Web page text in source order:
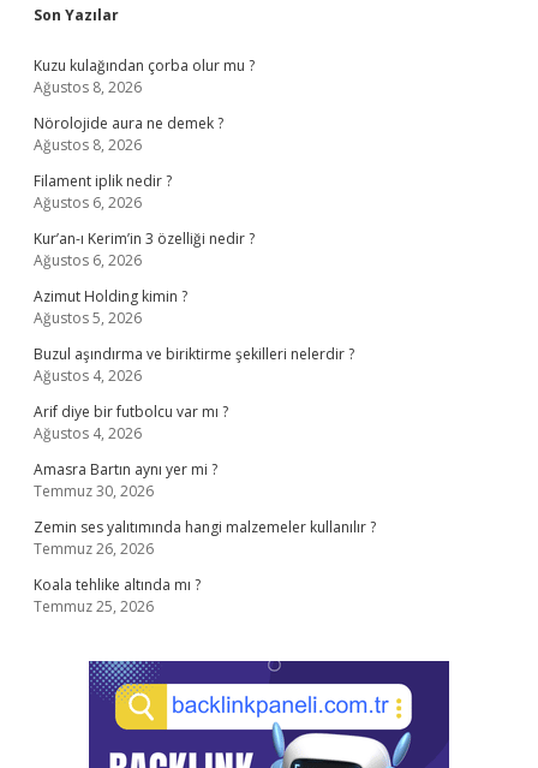
Sidebar
Son Yazılar
Kuzu kulağından çorba olur mu ?
Ağustos 8, 2026
Nörolojide aura ne demek ?
Ağustos 8, 2026
Filament iplik nedir ?
Ağustos 6, 2026
Kur’an-ı Kerim’in 3 özelliği nedir ?
Ağustos 6, 2026
Azimut Holding kimin ?
Ağustos 5, 2026
Buzul aşındırma ve biriktirme şekilleri nelerdir ?
Ağustos 4, 2026
Arif diye bir futbolcu var mı ?
Ağustos 4, 2026
Amasra Bartın aynı yer mi ?
Temmuz 30, 2026
Zemin ses yalıtımında hangi malzemeler kullanılır ?
Temmuz 26, 2026
Koala tehlike altında mı ?
Temmuz 25, 2026